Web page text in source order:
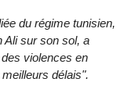
du régime tunisien,
Ali sur son sol, a
violences en
délais".